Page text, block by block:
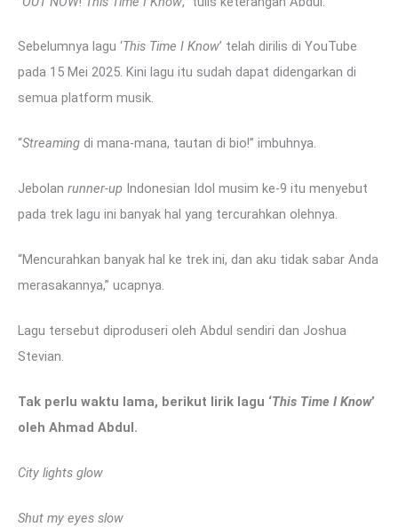
Sebelumnya lagu ‘This Time I Know’ telah dirilis di YouTube
pada 15 Mei 2025. Kini lagu itu sudah dapat didengarkan di
semua platform musik.
“Streaming di mana-mana, tautan di bio!” imbuhnya.
Jebolan runner-up Indonesian Idol musim ke-9 itu menyebut
pada trek lagu ini banyak hal yang tercurahkan olehnya.
“Mencurahkan banyak hal ke trek ini, dan aku tidak sabar Anda
merasakannya,” ucapnya.
Lagu tersebut diproduseri oleh Abdul sendiri dan Joshua
Stevian.
Tak perlu waktu lama, berikut lirik lagu ‘This Time I Know’
oleh Ahmad Abdul.
City lights glow
Shut my eyes slow